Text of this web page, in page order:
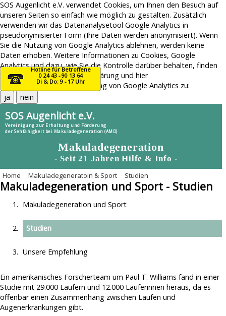
SOS Augenlicht e.V. verwendet Cookies, um Ihnen den Besuch auf
unseren Seiten so einfach wie möglich zu gestalten. Zusätzlich
verwenden wir das Datenanalysetool Google Analytics in
pseudonymisierter Form (Ihre Daten werden anonymisiert). Wenn
Sie die Nutzung von Google Analytics ablehnen, werden keine
Daten erhoben. Weitere Informationen zu Cookies, Google
Analytics und dazu, wie Sie die Kontrolle darüber behalten, finden
Sie in unsererDatenschutzerklärung und hier
Hiermit stimme ich der Nutzung von Google Analytics zu:
ja
nein
SOS Augenlicht e.V.
Vereinigung zur Erhaltung und Förderung
der Sehfähigkeit bei Makuladegeneration (AMD)
Makuladegeneration
- Seit 21 Jahren Hilfe & Info -
Hotline für Betroffene
0 24 43 - 90 13 64
Di & Do: 9 - 17 Uhr
Menu
Home
AMD-Themen
Risiko durch Graue-Star-OP
Makuladegeneration durch Energiesparlampen
Makuladegeneration & Sport
Makuladegeneration durch Rauchen?
PC-Arbeit bei Makuladegeneration gefährlich?
AMD-News
Regelmäßige Spritzen gegen Makuladegeneration erhöhen
Angeblich Makuladegeneration-Ursache gefunden
Makuladegeneration durch LED-Lampen
Künstliches Licht kann krank machen
Gesunder Darm = Gesunde Makula?
Nicht Aufgeben
Über Uns
Impressum
Datenschutz
Home Makuladegeneratoin & Sport Studien
Makuladegeneration und Sport - Studien
Makuladegeneration und Sport
Studien
Unsere Empfehlung
Ein amerikanisches Forscherteam um Paul T. Williams fand in einer
Studie mit 29.000 Läufern und 12.000 Läuferinnen heraus, da es
offenbar einen Zusammenhang zwischen Laufen und
Augenerkrankungen gibt.